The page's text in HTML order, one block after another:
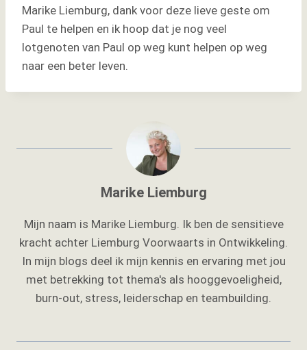
Marike Liemburg, dank voor deze lieve geste om
Paul te helpen en ik hoop dat je nog veel
lotgenoten van Paul op weg kunt helpen op weg
naar een beter leven.
Marike Liemburg
Mijn naam is Marike Liemburg. Ik ben de sensitieve
kracht achter Liemburg Voorwaarts in Ontwikkeling.
In mijn blogs deel ik mijn kennis en ervaring met jou
met betrekking tot thema's als hooggevoeligheid,
burn-out, stress, leiderschap en teambuilding.